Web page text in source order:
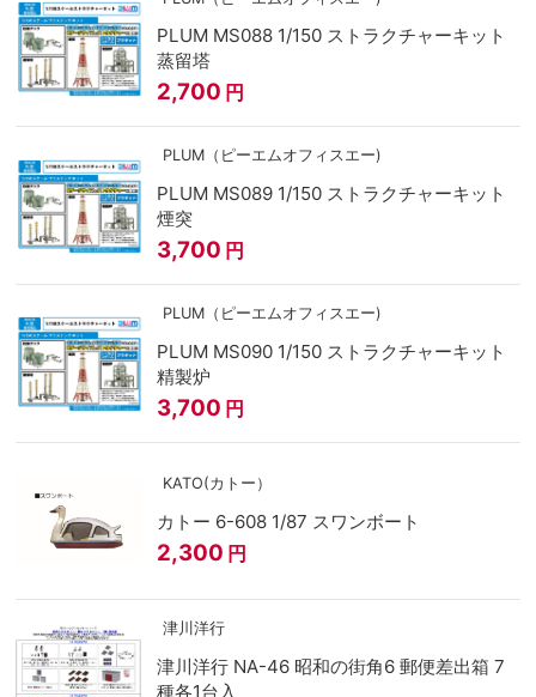
PLUM MS088 1/150 ストラクチャーキット
蒸留塔
2,700 円
PLUM（ピーエムオフィスエー)
PLUM MS089 1/150 ストラクチャーキット
煙突
3,700 円
PLUM（ピーエムオフィスエー)
PLUM MS090 1/150 ストラクチャーキット
精製炉
3,700 円
KATO(カトー）
カトー 6-608 1/87 スワンボート
2,300 円
津川洋行
津川洋行 NA-46 昭和の街角6 郵便差出箱 7
種各1台入